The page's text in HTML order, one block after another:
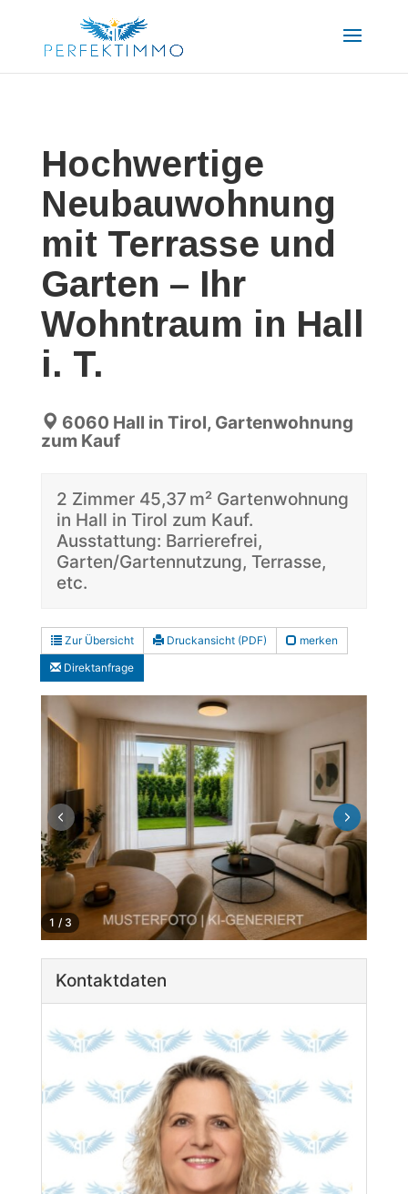
Hochwertige
Neubauwohnung
mit Terrasse und
Garten – Ihr
Wohntraum in Hall
i. T.
6060 Hall in Tirol, Gartenwohnung
zum Kauf
2 Zimmer 45,37 m² Gartenwohnung
in Hall in Tirol zum Kauf.
Ausstattung: Barrierefrei,
Garten/Gartennutzung, Terrasse,
etc.
Zur Übersicht Druckansicht (PDF)
merken
Direktanfrage
1 / 3
Kontaktdaten